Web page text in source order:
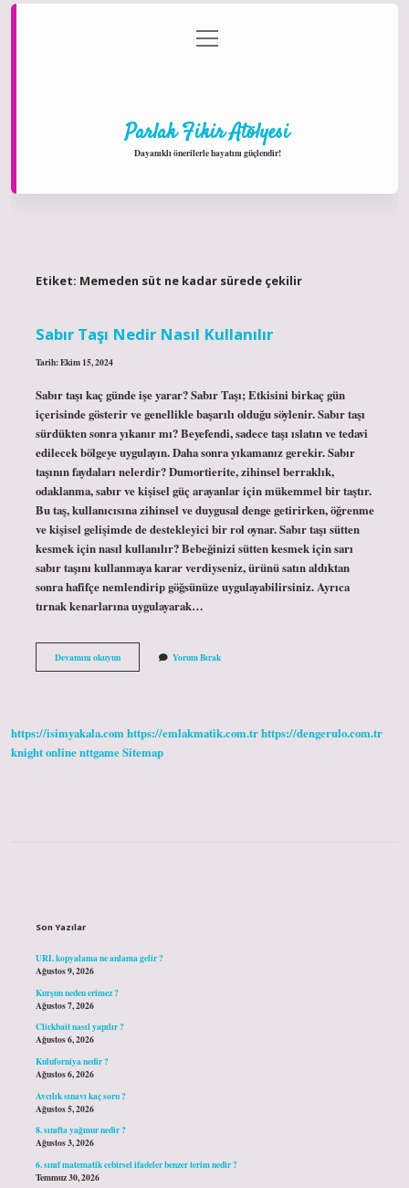
Gizlilik Politikası
menüyü
aç
Parlak Fikir Atölyesi
Dayanıklı önerilerle hayatını güçlendir!
Etiket: Memeden süt ne kadar sürede çekilir
Sabır Taşı Nedir Nasıl Kullanılır
Tarih: Ekim 15, 2024
Sabır taşı kaç günde işe yarar? Sabır Taşı; Etkisini birkaç gün
içerisinde gösterir ve genellikle başarılı olduğu söylenir. Sabır taşı
sürdükten sonra yıkanır mı? Beyefendi, sadece taşı ıslatın ve tedavi
edilecek bölgeye uygulayın. Daha sonra yıkamanız gerekir. Sabır
taşının faydaları nelerdir? Dumortierite, zihinsel berraklık,
odaklanma, sabır ve kişisel güç arayanlar için mükemmel bir taştır.
Bu taş, kullanıcısına zihinsel ve duygusal denge getirirken, öğrenme
ve kişisel gelişimde de destekleyici bir rol oynar. Sabır taşı sütten
kesmek için nasıl kullanılır? Bebeğinizi sütten kesmek için sarı
sabır taşını kullanmaya karar verdiyseniz, ürünü satın aldıktan
sonra hafifçe nemlendirip göğsünüze uygulayabilirsiniz. Ayrıca
tırnak kenarlarına uygulayarak…
Devamını okuyunSabır
Taşı
Yorum Bırak
https://isimyakala.comhttps://emlakmatik.com.trhttps://dengerulo.com.tr
knight onlinenttgameSitemap
Son Yazılar
URL kopyalama ne anlama gelir ?
Ağustos 9, 2026
Kurşun neden erimez ?
Ağustos 7, 2026
Clickbait nasıl yapılır ?
Ağustos 6, 2026
Kuluforniya nedir ?
Ağustos 6, 2026
Avcılık sınavı kaç soru ?
Ağustos 5, 2026
8. sınıfta yağmur nedir ?
Ağustos 3, 2026
6. sınıf matematik cebirsel ifadeler benzer terim nedir ?
Temmuz 30, 2026